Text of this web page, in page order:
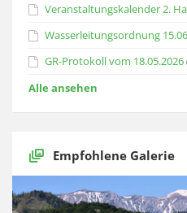
Veranstaltungskalender 2.
Wasserleitungsordnung
GR-Protokoll vom 18.05.2026
Alle ansehen
Empfohlene Galerie